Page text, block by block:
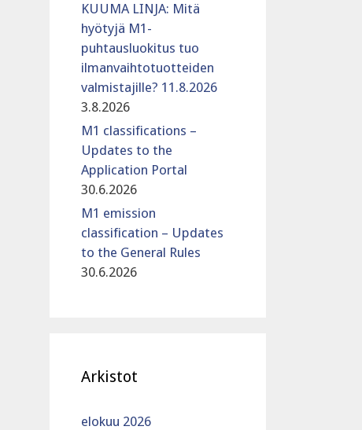
KUUMA LINJA: Mitä
hyötyjä M1-
puhtausluokitus tuo
ilmanvaihtotuotteiden
valmistajille? 11.8.2026
3.8.2026
M1 classifications –
Updates to the
Application Portal
30.6.2026
M1 emission
classification – Updates
to the General Rules
30.6.2026
Arkistot
elokuu 2026